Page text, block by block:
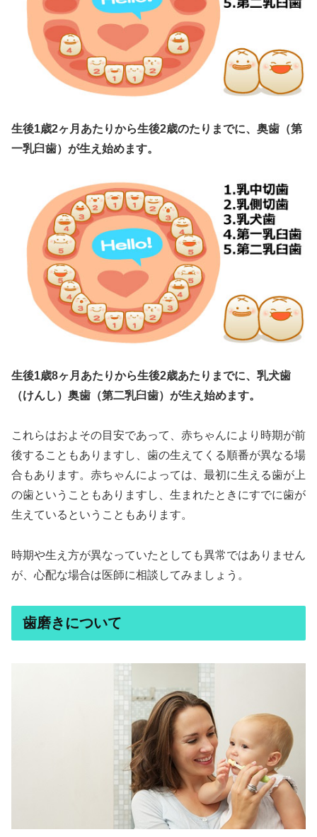
生後1歳2ヶ月あたりから生後2歳のたりまでに、奥歯（第
一乳臼歯）が生え始めます。
生後1歳8ヶ月あたりから生後2歳あたりまでに、乳犬歯
（けんし）奥歯（第二乳臼歯）が生え始めます。
これらはおよその目安であって、赤ちゃんにより時期が前
後することもありますし、歯の生えてくる順番が異なる場
合もあります。赤ちゃんによっては、最初に生える歯が上
の歯ということもありますし、生まれたときにすでに歯が
生えているということもあります。
時期や生え方が異なっていたとしても異常ではありません
が、心配な場合は医師に相談してみましょう。
歯磨きについて